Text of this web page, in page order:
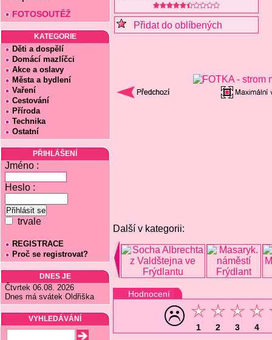
FOTOSOUTĚŽ
KATEGORIE
Děti a dospělí
Domácí mazlíčci
Akce a oslavy
Města a bydlení
Vaření
Cestování
Příroda
Technika
Ostatní
PŘIHLÁŠENÍ
Jméno :
Heslo :
trvale
REGISTRACE
Proč se registrovat?
DNES JE
Čtvrtek 06.08. 2026
Dnes má svátek Oldřiška
VYHLEDÁVÁNÍ
Přidat do oblíbených
Další v kategorii:
Hodnocení
1 2 3 4